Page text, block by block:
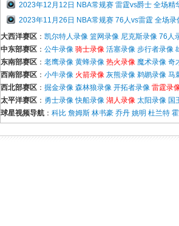
2023年12月12日 NBA常规赛 雷霆vs爵士 全场精
2023年11月26日 NBA常规赛 76人vs雷霆 全场录
大西洋赛区 ： 凯尔特人录像 篮网录像 尼克斯录像 76人
中东部赛区 ： 公牛录像 骑士录像 活塞录像 步行者录像
东南部赛区 ： 老鹰录像 黄蜂录像 热火录像 魔术录像 奇
西南部赛区 ： 小牛录像 火箭录像 灰熊录像 鹈鹕录像 马
西北部赛区 ： 掘金录像 森林狼录像 开拓者录像 雷霆录
太平洋赛区 ： 勇士录像 快船录像 湖人录像 太阳录像 国
球星视频导航 ： 科比 詹姆斯 林书豪 乔丹 姚明 杜兰特